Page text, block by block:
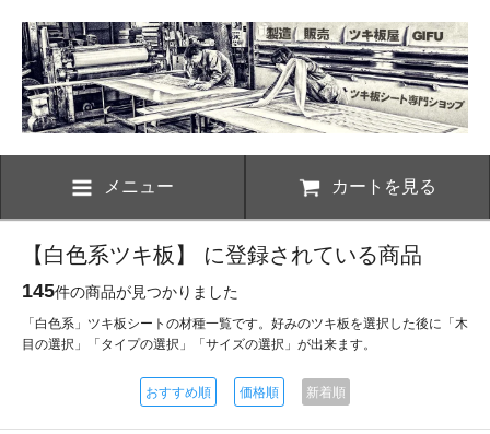
メニュー カートを見る
【白色系ツキ板】 に登録されている商品
145件の商品が見つかりました
「白色系」ツキ板シートの材種一覧です。好みのツキ板を選択した後に「木
目の選択」「タイプの選択」「サイズの選択」が出来ます。
おすすめ順 価格順 新着順